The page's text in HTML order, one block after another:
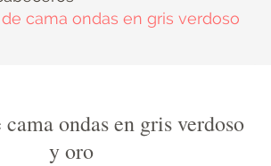
cama ondas en gris verdoso
ondas en gris verdoso
y oro